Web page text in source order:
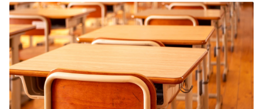
ACTUEEL
Nieuws
Agenda
Dossiers
Columns & Blogs
ZIE OOK